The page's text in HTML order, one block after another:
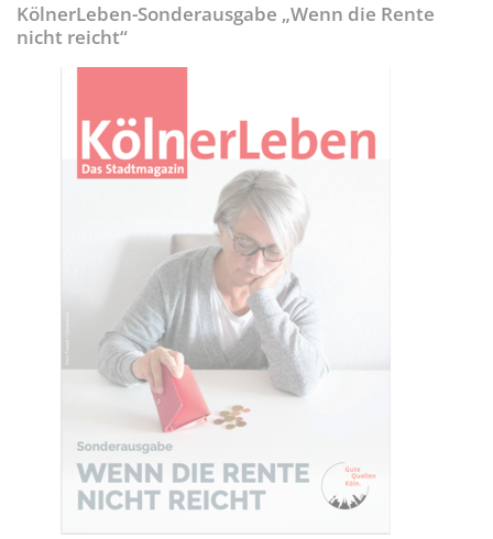
KölnerLeben-Sonderausgabe „Wenn die Rente
nicht reicht“